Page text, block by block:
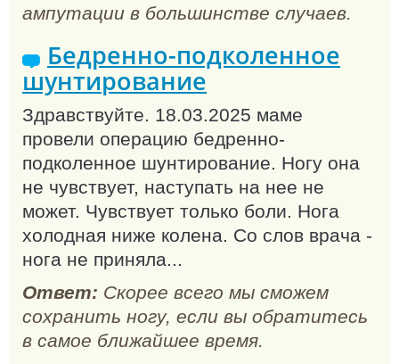
ампутации в большинстве случаев.
Бедренно-подколенное
шунтирование
Здравствуйте. 18.03.2025 маме
провели операцию бедренно-
подколенное шунтирование. Ногу она
не чувствует, наступать на нее не
может. Чувствует только боли. Нога
холодная ниже колена. Со слов врача -
нога не приняла...
Ответ: Скорее всего мы сможем
сохранить ногу, если вы обратитесь
в самое ближайшее время.